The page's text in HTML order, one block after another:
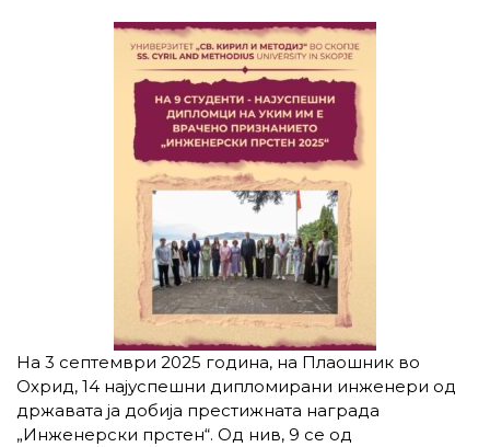
На 3 септември 2025 година, на Плаошник во
Охрид, 14 најуспешни дипломирани инженери од
државата ја добија престижната награда
„Инженерски прстен“. Од нив, 9 се од